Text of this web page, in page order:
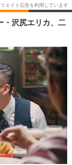
韓国・芸能
スポーツ
その他
グルメ
ショッピング
・沢尻エリカ、二